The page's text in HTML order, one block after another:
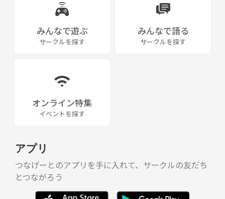
みんなで遊ぶ
サークルを探す
みんなで語る
サークルを探す
オンライン特集
イベントを探す
アプリ
つなげーとのアプリを手に入れて、サークルの友だち
とつながろう